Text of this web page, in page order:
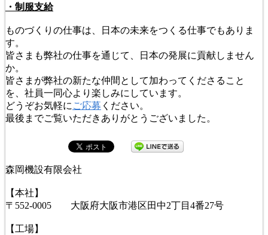
・制服支給
ものづくりの仕事は、日本の未来をつくる仕事でもありま
す。
皆さまも弊社の仕事を通じて、日本の発展に貢献しません
か。
皆さまが弊社の新たな仲間として加わってくださること
を、社員一同心より楽しみにしています。
どうぞお気軽に ご応募 ください。
最後までご覧いただきありがとうございました。
森岡機設有限会社
【本社】
〒552-0005 大阪府大阪市港区田中2丁目4番27号
【工場】